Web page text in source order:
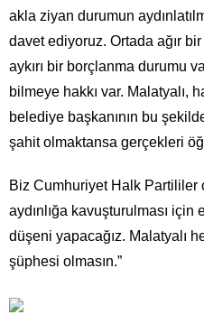
akla ziyan durumun
davet ediyoruz. Ortada ağır
aykırı bir borçlanma durumu
bilmeye hakkı var. Malatyalı,
belediye başkanının bu
şahit olmaktansa gerçekleri
Biz Cumhuriyet Halk Partililer
aydınlığa kavuşturulması
düşeni yapacağız. Malatyalı
şüphesi olmasın.”